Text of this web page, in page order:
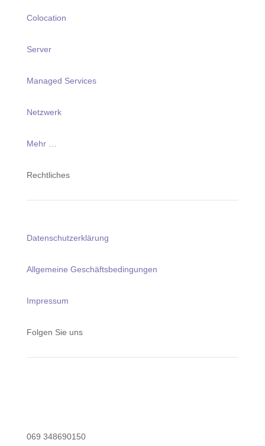
Colocation
Server
Managed Services
Netzwerk
Mehr …
Rechtliches
Datenschutzerklärung
Allgemeine Geschäftsbedingungen
Impressum
Folgen Sie uns
069 348690150